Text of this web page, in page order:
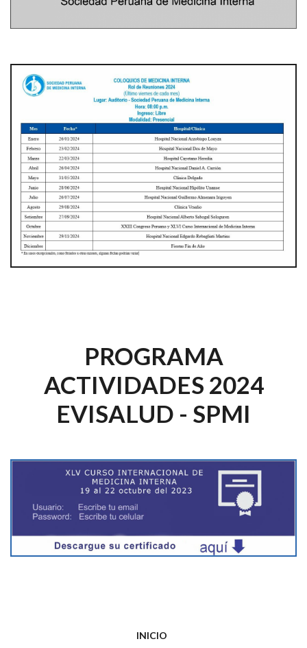
PROGRAMA
ACTIVIDADES 2024
EVISALUD - SPMI
INICIO